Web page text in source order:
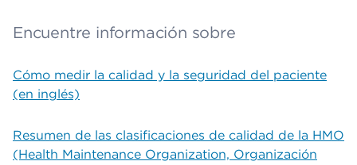
Encuentre información sobre
Cómo medir la calidad y la seguridad del paciente
(en inglés)
Resumen de las clasificaciones de calidad de la HMO
(Health Maintenance Organization, Organización